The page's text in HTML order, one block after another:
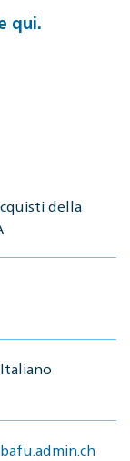
qui.
della
Italiano